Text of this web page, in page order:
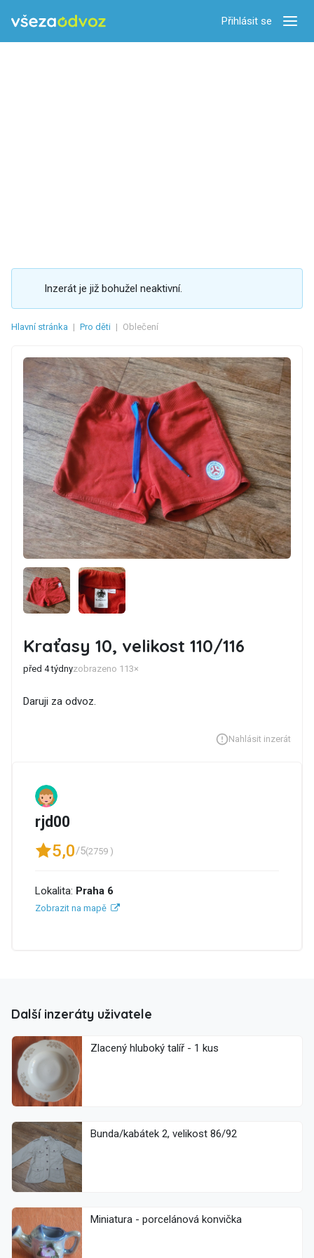
Přihlásit se
Inzerát je již bohužel neaktivní.
Hlavní stránka | Pro děti | Oblečení
Kraťasy 10, velikost 110/116
před 4 týdnyzobrazeno 113×
Daruji za odvoz.
Nahlásit inzerát
rjd00
5,0/5(2759 )
Lokalita: Praha 6
Zobrazit na mapě
Další inzeráty uživatele
Zlacený hluboký talíř - 1 kus
Bunda/kabátek 2, velikost 86/92
Miniatura - porcelánová konvička